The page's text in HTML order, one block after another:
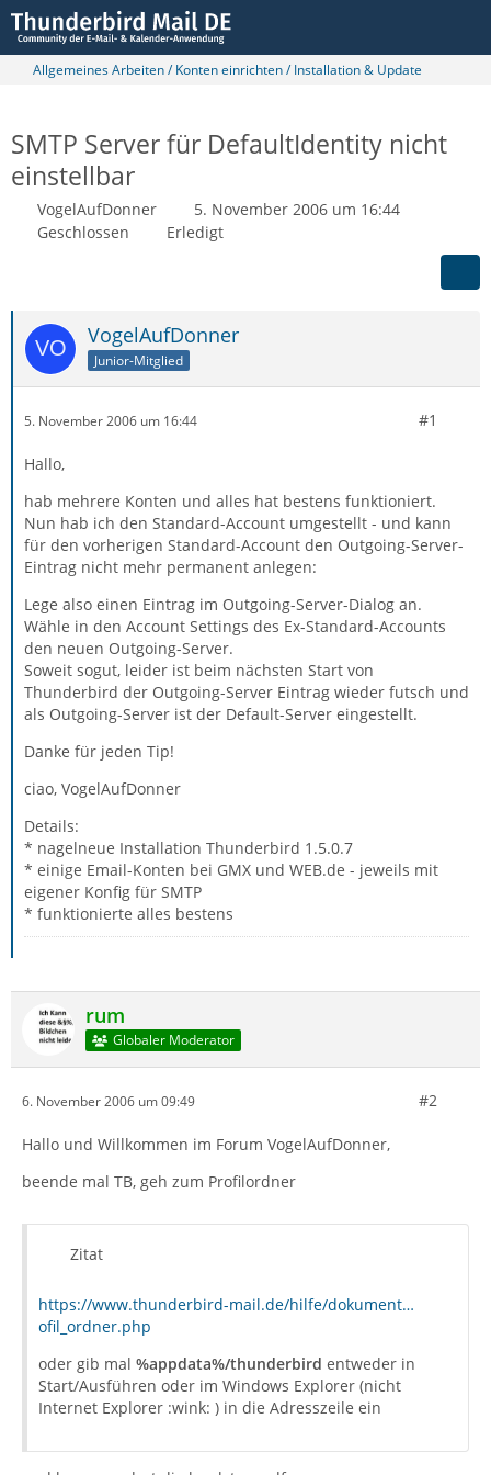
Allgemeines Arbeiten / Konten einrichten / Installation & Update
SMTP Server für DefaultIdentity nicht
einstellbar
VogelAufDonner
5. November 2006 um 16:44
Geschlossen
Erledigt
VogelAufDonner
Junior-Mitglied
5. November 2006 um 16:44 #1
Hallo,
hab mehrere Konten und alles hat bestens funktioniert.
Nun hab ich den Standard-Account umgestellt - und kann
für den vorherigen Standard-Account den Outgoing-Server-
Eintrag nicht mehr permanent anlegen:
Lege also einen Eintrag im Outgoing-Server-Dialog an.
Wähle in den Account Settings des Ex-Standard-Accounts
den neuen Outgoing-Server.
Soweit sogut, leider ist beim nächsten Start von
Thunderbird der Outgoing-Server Eintrag wieder futsch und
als Outgoing-Server ist der Default-Server eingestellt.
Danke für jeden Tip!
ciao, VogelAufDonner
Details:
* nagelneue Installation Thunderbird 1.5.0.7
* einige Email-Konten bei GMX und WEB.de - jeweils mit
eigener Konfig für SMTP
* funktionierte alles bestens
rum
Globaler Moderator
6. November 2006 um 09:49 #2
Hallo und Willkommen im Forum VogelAufDonner,
beende mal TB, geh zum Profilordner
Zitat
https://www.thunderbird-mail.de/hilfe/dokument…
ofil_ordner.php
oder gib mal %appdata%/thunderbird entweder in
Start/Ausführen oder im Windows Explorer (nicht
Internet Explorer :wink: ) in die Adresszeile ein